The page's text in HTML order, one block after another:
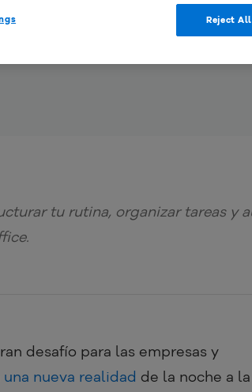
tu rutina, organizar tareas y
desafío para las empresas y
nueva realidad de la noche a
Reject All